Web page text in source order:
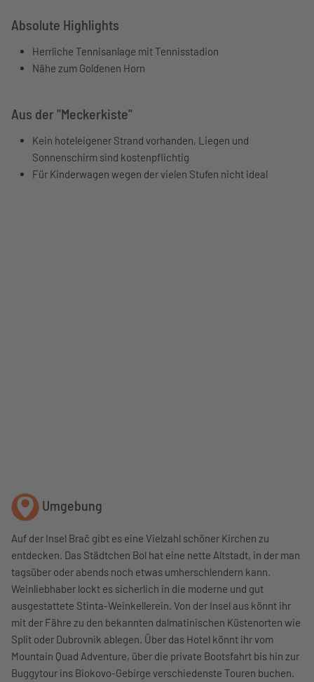
Absolute Highlights
Herrliche Tennisanlage mit Tennisstadion
Nähe zum Goldenen Horn
Aus der "Meckerkiste"
Kein hoteleigener Strand vorhanden, Liegen und
Sonnenschirm sind kostenpflichtig
Für Kinderwagen wegen der vielen Stufen nicht ideal
Umgebung
Auf der Insel Brač gibt es eine Vielzahl schöner Kirchen zu
entdecken. Das Städtchen Bol hat eine nette Altstadt, in der man
tagsüber oder abends noch etwas umherschlendern kann.
Weinliebhaber lockt es sicherlich in die moderne und gut
ausgestattete Stinta-Weinkellerein. Von der Insel aus könnt ihr
mit der Fähre zu den bekannten dalmatinischen Küstenorten wie
Split oder Dubrovnik ablegen. Über das Hotel könnt ihr vom
Mountain Quad Adventure, über die private Bootsfahrt bis hin zur
Buggytour ins Biokovo-Gebirge verschiedenste Touren buchen.